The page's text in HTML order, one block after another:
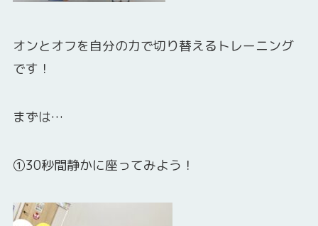
オンとオフを自分の力で切り替えるトレーニング
です！
まずは…
①30秒間静かに座ってみよう！